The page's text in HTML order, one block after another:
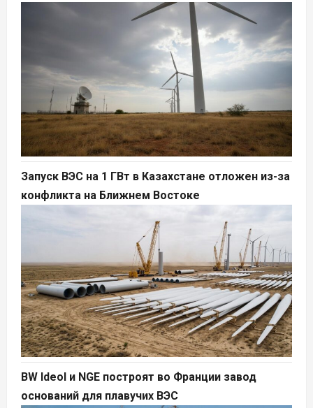
Запуск ВЭС на 1 ГВт в Казахстане отложен из-за
конфликта на Ближнем Востоке
BW Ideol и NGE построят во Франции завод
оснований для плавучих ВЭС